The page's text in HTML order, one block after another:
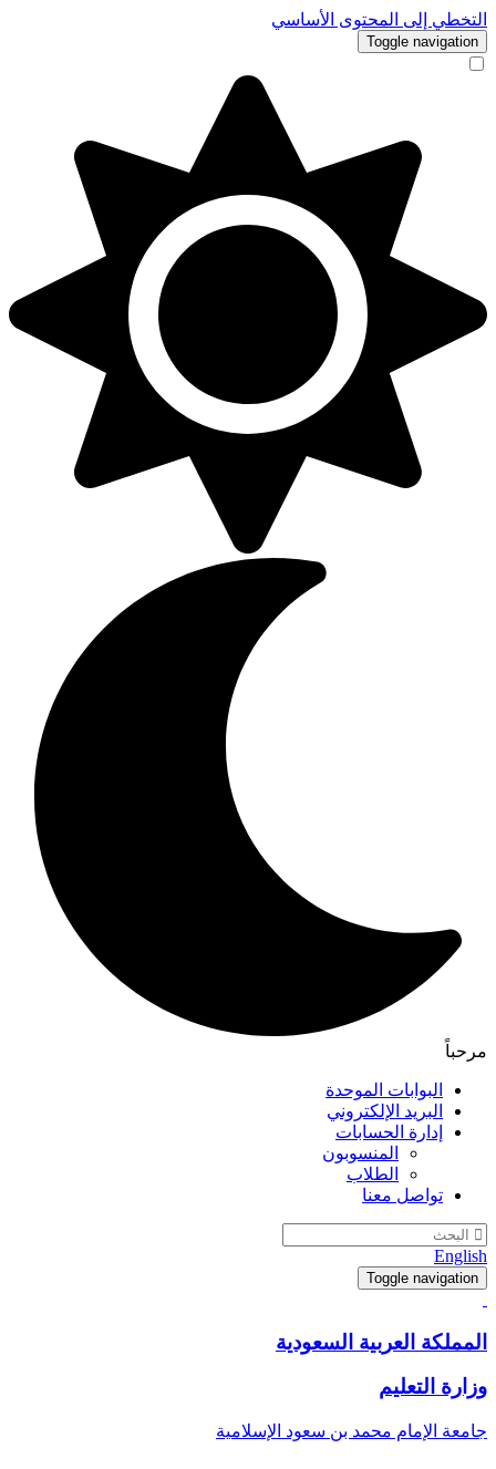
التخطي إلى المحتوى الأساسي
Toggle navigation
مرحباً
البوابات الموحدة
البريد الإلكتروني
إدارة الحسابات
المنسوبون
الطلاب
تواصل معنا
English
Toggle navigation
المملكة العربية السعودية
وزارة التعليم
جامعة الإمام محمد بن سعود الإسلامية